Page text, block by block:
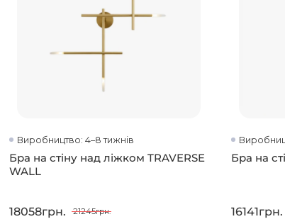
Виробництво: 4–8 тижнів
Бра на стіну над ліжком TRAVERSE
WALL
18058грн. 21245грн.
Бра на
16141грн.